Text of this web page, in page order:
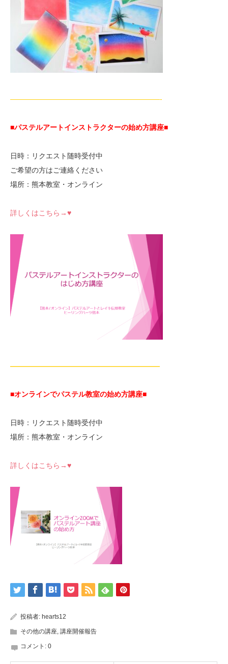
—————————————————————-
■パステルアートインストラクターの始め方講座■
日時：リクエスト随時受付中
ご希望の方はご連絡ください
場所：熊本教室・オンライン
詳しくはこちら→♥
—————————————————————
■オンラインでパステル教室の始め方講座■
日時：リクエスト随時受付中
場所：熊本教室・オンライン
詳しくはこちら→♥
投稿者: hearts12
その他の講座, 講座開催報告
コメント: 0